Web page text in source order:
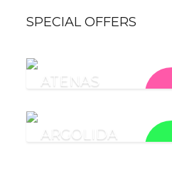
SPECIAL OFFERS
ATENAS
ARGOLIDA